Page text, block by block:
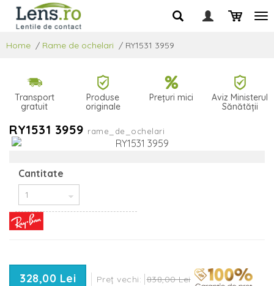
Home / Rame de ochelari / RY1531 3959
Transport
gratuit
Produse
originale
Prețuri mici
Aviz Ministerul
Sănătății
RY1531 3959 rame_de_ochelari
Cantitate
328,00 Lei Preț vechi: 838,00 Lei